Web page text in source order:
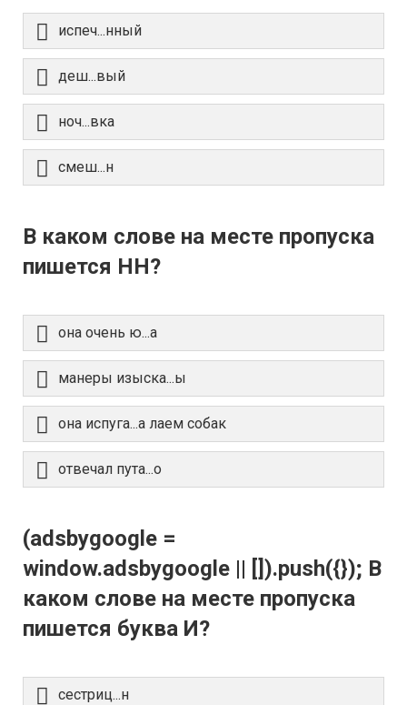
испеч...нный
деш...вый
ноч...вка
смеш...н
В каком слове на месте пропуска
пишется НН?
она очень ю...а
манеры изыска...ы
она испуга...а лаем собак
отвечал пута...о
(adsbygoogle =
window.adsbygoogle || []).push({}); В
каком слове на месте пропуска
пишется буква И?
сестриц...н